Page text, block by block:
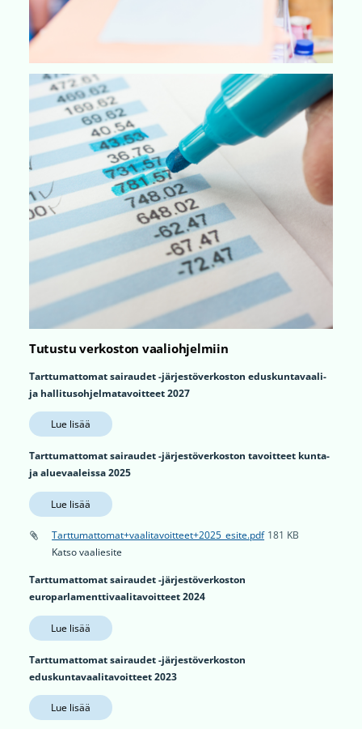
Tutustu verkoston vaaliohjelmiin
Tarttumattomat sairaudet -järjestöverkoston eduskuntavaali-
ja hallitusohjelmatavoitteet 2027
Lue lisää
Tarttumattomat sairaudet -järjestöverkoston tavoitteet kunta-
ja aluevaaleissa 2025
Lue lisää
Tarttumattomat+vaalitavoitteet+2025_esite.pdf 181 KB
Katso vaaliesite
Tarttumattomat sairaudet -järjestöverkoston
europarlamenttivaalitavoitteet 2024
Lue lisää
Tarttumattomat sairaudet -järjestöverkoston
eduskuntavaalitavoitteet 2023
Lue lisää